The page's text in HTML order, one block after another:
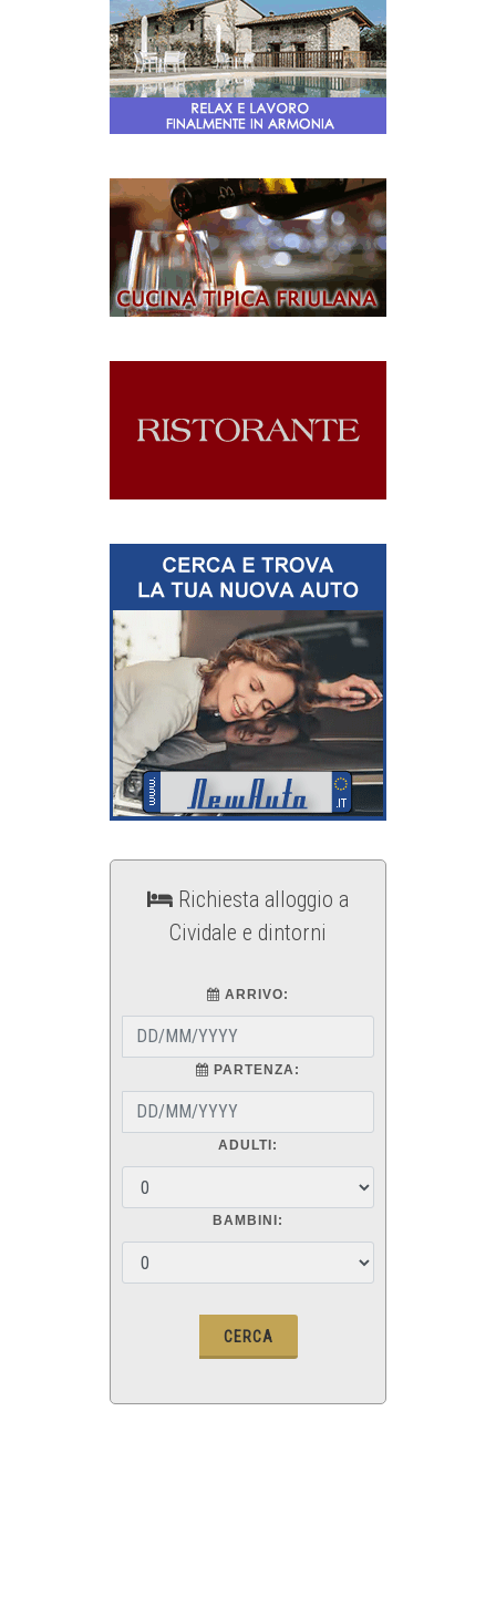
Richiesta alloggio a
Cividale e dintorni
ARRIVO:
PARTENZA:
ADULTI:
BAMBINI: